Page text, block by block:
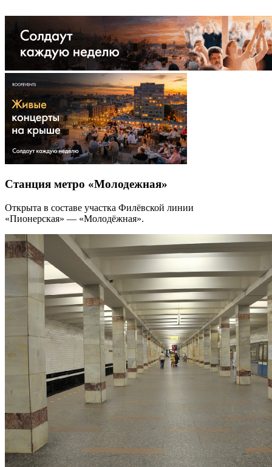
Станция метро «Молодежная»
Открыта в составе участка Филёвской линии
«Пионерская» — «Молодёжная».